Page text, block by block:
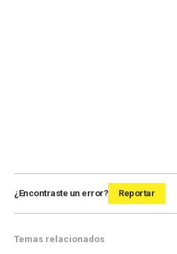
¿Encontraste un error? Reportar
Temas relacionados